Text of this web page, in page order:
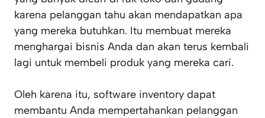
karena pelanggan tahu akan mendapatkan apa
yang mereka butuhkan. Itu membuat mereka
menghargai bisnis Anda dan akan terus kembali
lagi untuk membeli produk yang mereka cari.
Oleh karena itu, software inventory dapat
membantu Anda mempertahankan pelanggan